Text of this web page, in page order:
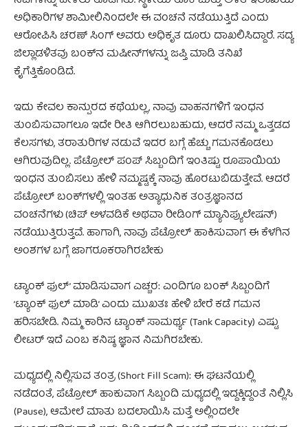
ಅಧಿಕಾರಿಗಳ ಶಾಮೀಲಿನಿಂದಲೇ ಈ ವಂಚನೆ ನಡೆಯುತ್ತಿದೆ ಎಂದು
ಆರೋಪಿಸಿ ಚರಣ್ ಸಿಂಗ್ ಅವರು ಅಧಿಕೃತ ದೂರು ದಾಖಲಿಸಿದ್ದಾರೆ. ಸದ್ಯ
ಜಿಲ್ಲಾಡಳಿತವು ಬಂಕ್‌ನ ಮಷೀನ್‌ಗಳನ್ನು ಜಪ್ತಿ ಮಾಡಿ ತನಿಖೆ
ಕೈಗೆತ್ತಿಕೊಂಡಿದೆ.
ಇದು ಕೇವಲ ಕಾನ್ಪುರದ ಕಥೆಯಲ್ಲ, ನಾವು ವಾಹನಗಳಿಗೆ ಇಂಧನ
ತುಂಬಿಸುವಾಗಲೂ ಇದೇ ರೀತಿ ಆಗಿರಲುಬಹುದು, ಆದರೆ ನಮ್ಮ ಒತ್ತಡದ
ಕೆಲಸಗಳು, ತರಾತುರಿಗಳ ನಡುವೆ ಇದರ ಬಗ್ಗೆ ಹೆಚ್ಚು ಗಮನಕೊಡಲು
ಆಗಿರುವುದಿಲ್ಲ. ಪೆಟ್ರೋಲ್ ಪಂಪ್ ಸಿಬ್ಬಂದಿಗೆ ಇಂತಿಷ್ಟು ರೂಪಾಯಿಯ
ಇಂಧನ ತುಂಬಿಸಲು ಹೇಳಿ ನಮ್ಮಷ್ಟಕ್ಕೆ ನಾವು ಹೊರಟುಬಿಡುತ್ತೇವೆ. ಆದರೆ
ಪೆಟ್ರೋಲ್ ಬಂಕ್‌ಗಳಲ್ಲಿ ಇಂತಹ ಅತ್ಯಾಧುನಿಕ ತಂತ್ರಜ್ಞಾನದ
ವಂಚನೆಗಳು (ಚಿಪ್ ಅಳವಡಿಕೆ ಅಥವಾ ರೀಡಿಂಗ್ ಮ್ಯಾನಿಪ್ಯುಲೇಷನ್)
ನಡೆಯುತ್ತಿರುತ್ತವೆ. ಹಾಗಾಗಿ, ನಾವು ಪೆಟ್ರೋಲ್ ಹಾಕಿಸುವಾಗ ಈ ಕೆಳಗಿನ
ಅಂಶಗಳ ಬಗ್ಗೆ ಜಾಗರೂಕರಾಗಿರಬೇಕು
ಟ್ಯಾಂಕ್ ಫುಲ್’ ಮಾಡಿಸುವಾಗ ಎಚ್ಚರ: ಎಂದಿಗೂ ಬಂಕ್ ಸಿಬ್ಬಂದಿಗೆ
‘ಟ್ಯಾಂಕ್ ಫುಲ್ ಮಾಡಿ’ ಎಂದು ಮುಖತಃ ಹೇಳಿ ಬೇರೆ ಕಡೆ ಗಮನ
ಹರಿಸಬೇಡಿ. ನಿಮ್ಮ ಕಾರಿನ ಟ್ಯಾಂಕ್ ಸಾಮರ್ಥ್ಯ (Tank Capacity) ಎಷ್ಟು
ಲೀಟರ್ ಇದೆ ಎಂಬ ಕನಿಷ್ಠ ಜ್ಞಾನ ನಿಮಗಿರಬೇಕು.
ಮಧ್ಯದಲ್ಲಿ ನಿಲ್ಲಿಸುವ ತಂತ್ರ (Short Fill Scam): ಈ ಘಟನೆಯಲ್ಲಿ
ನಡೆದಂತೆ, ಪೆಟ್ರೋಲ್ ಹಾಕುವಾಗ ಸಿಬ್ಬಂದಿ ಮಧ್ಯದಲ್ಲಿ ಇದ್ದಕ್ಕಿದ್ದಂತೆ ನಿಲ್ಲಿಸಿ
(Pause), ಆಮೇಲೆ ಮಾತು ಬದಲಾಯಿಸಿ ಮತ್ತೆ ಅಲ್ಲಿಂದಲೇ